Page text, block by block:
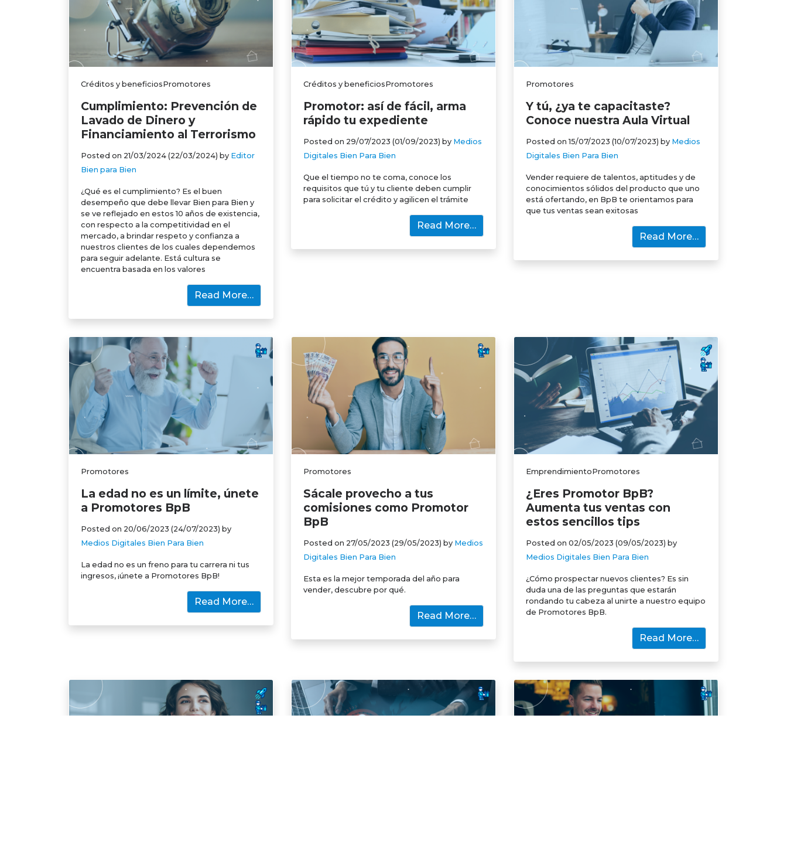
Créditos y beneficiosPromotores
Cumplimiento: Prevención de
Lavado de Dinero y
Financiamiento al Terrorismo
Posted on 21/03/2024 (22/03/2024) by Editor
Bien para Bien
¿Qué es el cumplimiento? Es el buen
desempeño que debe llevar Bien para Bien y
se ve reflejado en estos 10 años de existencia,
con respecto a la competitividad en el
mercado, a brindar respeto y confianza a
nuestros clientes de los cuales dependemos
para seguir adelante. Está cultura se
encuentra basada en los valores
Read More…
Créditos y beneficiosPromotores
Promotor: así de fácil, arma
rápido tu expediente
Posted on 29/07/2023 (01/09/2023) byMedios
Digitales Bien Para Bien
Que el tiempo no te coma, conoce los
requisitos que tú y tu cliente deben cumplir
para solicitar el crédito y agilicen el trámite
Read More…
Promotores
Y tú, ¿ya te capacitaste?
Conoce nuestra Aula Virtual
Posted on15/07/2023 (10/07/2023) byMedios
Digitales Bien Para Bien
Vender requiere de talentos, aptitudes y de
conocimientos sólidos del producto que uno
está ofertando, en BpB te orientamos para
que tus ventas sean exitosas
Read More…
Promotores
La edad no es un límite, únete
a Promotores BpB
Posted on 20/06/2023 (24/07/2023) by
Medios Digitales Bien Para Bien
La edad no es un freno para tu carrera ni tus
ingresos, ¡únete a Promotores BpB!
Read More…
Promotores
Sácale provecho a tus
comisiones como Promotor
BpB
Posted on 27/05/2023 (29/05/2023) byMedios
Digitales Bien Para Bien
Esta es la mejor temporada del año para
vender, descubre por qué.
Read More…
EmprendimientoPromotores
¿Eres Promotor BpB?
Aumenta tus ventas con
estos sencillos tips
Posted on 02/05/2023 (09/05/2023) by
Medios Digitales Bien Para Bien
¿Cómo prospectar nuevos clientes? Es sin
duda una de las preguntas que estarán
rondando tu cabeza al unirte a nuestro equipo
de Promotores BpB.
Read More…